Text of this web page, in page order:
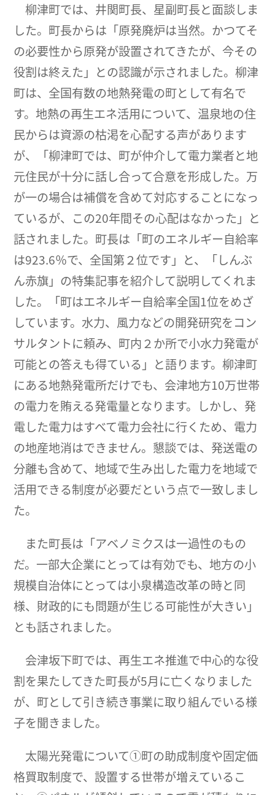
柳津町では、井関町長、星副町長と面談しま
した。町長からは「原発廃炉は当然。かつてそ
の必要性から原発が設置されてきたが、今その
役割は終えた」との認識が示されました。柳津
町は、全国有数の地熱発電の町として有名で
す。地熱の再生エネ活用について、温泉地の住
民からは資源の枯渇を心配する声があります
が、「柳津町では、町が仲介して電力業者と地
元住民が十分に話し合って合意を形成した。万
が一の場合は補償を含めて対応することになっ
ているが、この20年間その心配はなかった」と
話されました。町長は「町のエネルギー自給率
は923.6％で、全国第２位です」と、「しんぶ
ん赤旗」の特集記事を紹介して説明してくれま
した。「町はエネルギー自給率全国1位をめざ
しています。水力、風力などの開発研究をコン
サルタントに頼み、町内２か所で小水力発電が
可能との答えも得ている」と語ります。柳津町
にある地熱発電所だけでも、会津地方10万世帯
の電力を賄える発電量となります。しかし、発
電した電力はすべて電力会社に行くため、電力
の地産地消はできません。懇談では、発送電の
分離も含めて、地域で生み出した電力を地域で
活用できる制度が必要だという点で一致しまし
た。
また町長は「アベノミクスは一過性のもの
だ。一部大企業にとっては有効でも、地方の小
規模自治体にとっては小泉構造改革の時と同
様、財政的にも問題が生じる可能性が大きい」
とも話されました。
会津坂下町では、再生エネ推進で中心的な役
割を果たしてきた町長が5月に亡くなりました
が、町として引き続き事業に取り組んでいる様
子を聞きました。
太陽光発電について①町の助成制度や固定価
格買取制度で、設置する世帯が増えているこ